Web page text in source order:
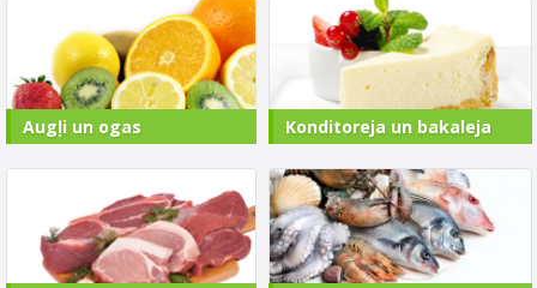
Augļi un ogas Konditoreja un bakaleja